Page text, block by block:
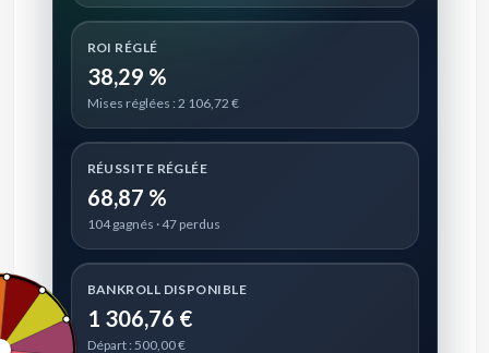
ROI RÉGLÉ
38,29 %
Mises réglées : 2 106,72 €
RÉUSSITE RÉGLÉE
68,87 %
104 gagnés · 47 perdus
BANKROLL DISPONIBLE
1 306,76 €
Départ : 500,00 €